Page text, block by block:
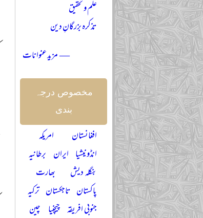
علم و تحقیق
تذکرہ بزرگانِ دین
— مزید عنوانات
مخصوص درجہ
بندی
افغانستان
امریکہ
انڈونیشیا ایران برطانیہ
بنگلہ دیش
بھارت
پاکستان تاجکستان ترکیہ
جنوبی افریقہ چیچنیا چین